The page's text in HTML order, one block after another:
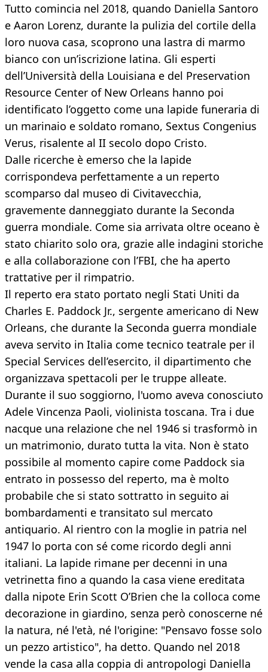
Tutto comincia nel 2018, quando Daniella Santoro
e Aaron Lorenz, durante la pulizia del cortile della
loro nuova casa, scoprono una lastra di marmo
bianco con un’iscrizione latina. Gli esperti
dell’Università della Louisiana e del Preservation
Resource Center of New Orleans hanno poi
identificato l’oggetto come una lapide funeraria di
un marinaio e soldato romano, Sextus Congenius
Verus, risalente al II secolo dopo Cristo.
Dalle ricerche è emerso che la lapide
corrispondeva perfettamente a un reperto
scomparso dal museo di Civitavecchia,
gravemente danneggiato durante la Seconda
guerra mondiale. Come sia arrivata oltre oceano è
stato chiarito solo ora, grazie alle indagini storiche
e alla collaborazione con l’FBI, che ha aperto
trattative per il rimpatrio.
Il reperto era stato portato negli Stati Uniti da
Charles E. Paddock Jr., sergente americano di New
Orleans, che durante la Seconda guerra mondiale
aveva servito in Italia come tecnico teatrale per il
Special Services dell’esercito, il dipartimento che
organizzava spettacoli per le truppe alleate.
Durante il suo soggiorno, l'uomo aveva conosciuto
Adele Vincenza Paoli, violinista toscana. Tra i due
nacque una relazione che nel 1946 si trasformò in
un matrimonio, durato tutta la vita. Non è stato
possibile al momento capire come Paddock sia
entrato in possesso del reperto, ma è molto
probabile che si stato sottratto in seguito ai
bombardamenti e transitato sul mercato
antiquario. Al rientro con la moglie in patria nel
1947 lo porta con sé come ricordo degli anni
italiani. La lapide rimane per decenni in una
vetrinetta fino a quando la casa viene ereditata
dalla nipote Erin Scott O’Brien che la colloca come
decorazione in giardino, senza però conoscerne né
la natura, né l'età, né l'origine: "Pensavo fosse solo
un pezzo artistico", ha detto. Quando nel 2018
vende la casa alla coppia di antropologi Daniella